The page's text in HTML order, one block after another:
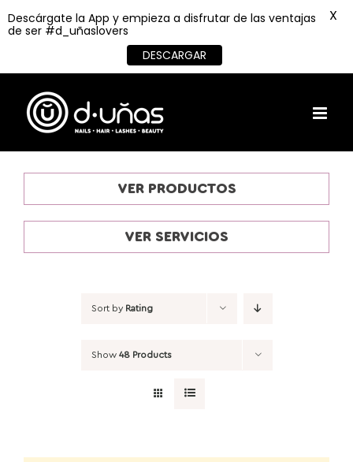
content
VER PRODUCTOS
VER SERVICIOS
Sort by Rating
Show 48 Products
Descárgate la App y empieza a disfrutar de las ventajas
de ser #d_uñaslovers
DESCARGAR
X